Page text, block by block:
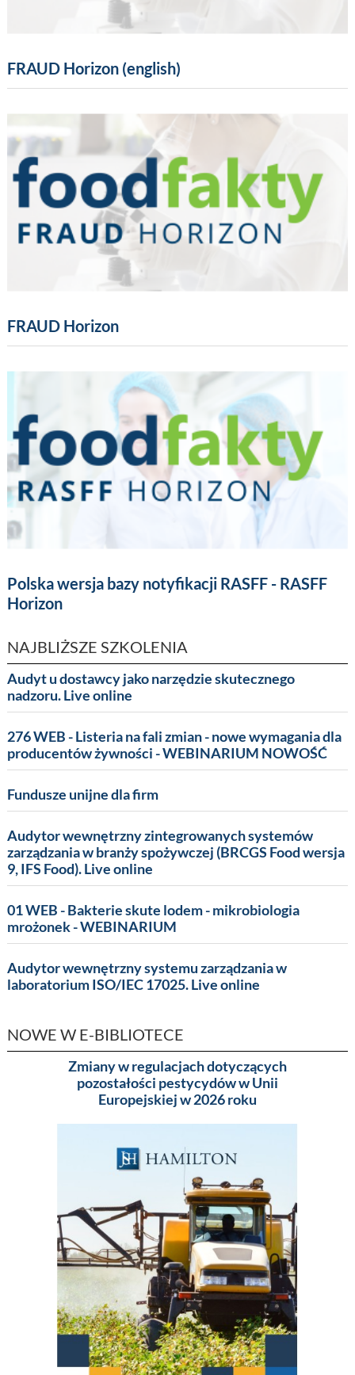
FRAUD Horizon (english)
FRAUD Horizon
Polska wersja bazy notyfikacji RASFF - RASFF
Horizon
NAJBLIŻSZE SZKOLENIA
Audyt u dostawcy jako narzędzie skutecznego
nadzoru. Live online
276 WEB - Listeria na fali zmian - nowe wymagania dla
producentów żywności - WEBINARIUM NOWOŚĆ
Fundusze unijne dla firm
Audytor wewnętrzny zintegrowanych systemów
zarządzania w branży spożywczej (BRCGS Food wersja
9, IFS Food). Live online
01 WEB - Bakterie skute lodem - mikrobiologia
mrożonek - WEBINARIUM
Audytor wewnętrzny systemu zarządzania w
laboratorium ISO/IEC 17025. Live online
NOWE W E-BIBLIOTECE
Zmiany w regulacjach dotyczących
pozostałości pestycydów w Unii
Europejskiej w 2026 roku